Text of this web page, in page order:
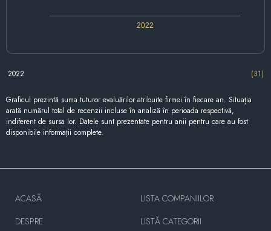
2022
2022 (31)
Graficul prezintă suma tuturor evaluărilor atribuite firmei în fiecare an. Situația
arată numărul total de recenzii incluse în analiză în perioada respectivă,
indiferent de sursa lor. Datele sunt prezentate pentru anii pentru care au fost
disponibile informații complete.
ACASĂ
DESPRE
LISTA COMPANIILOR
LISTĂ CATEGORII